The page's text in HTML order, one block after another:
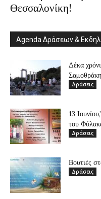
Θεσσαλονίκη!
Agenda Δράσεων &
Δέκα
Δράσεις
13
του
Δράσεις
Βουτιές
Δράσεις